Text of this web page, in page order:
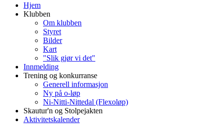
Hjem
Klubben
Om klubben
Styret
Bilder
Kart
"Slik gjør vi det"
Innmelding
Trening og konkurranse
Generell informasjon
Ny på o-løp
Ni-Nitti-Nittedal (Flexoløp)
Skautur'n og Stolpejakten
Aktivitetskalender